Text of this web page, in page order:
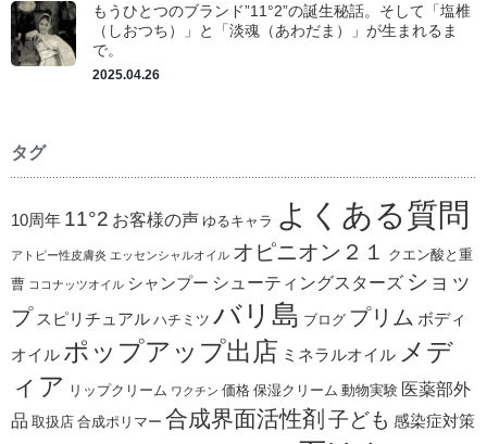
もうひとつのブランド”11°2”の誕生秘話。そして「塩椎
（しおつち）」と「淡魂（あわだま）」が生まれるま
で。
2025.04.26
タグ
10周年 11°2 お客様の声 ゆるキャラ よくある質問
アトピー性皮膚炎 エッセンシャルオイル オピニオン２１ クエン酸と重
曹 ココナッツオイル シャンプー シューティングスターズ ショッ
プ スピリチュアル ハチミツ バリ島 ブログ プリム ボディ
オイル ポップアップ出店 ミネラルオイル メデ
ィア リップクリーム ワクチン 価格 保湿クリーム 動物実験 医薬部外
品 取扱店 合成ポリマー 合成界面活性剤 子ども 感染症対策